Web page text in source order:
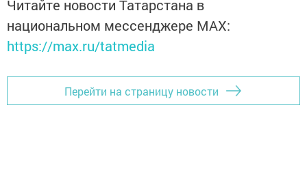
Читайте новости Татарстана в
национальном мессенджере MАХ:
https://max.ru/tatmedia
Перейти на страницу новости